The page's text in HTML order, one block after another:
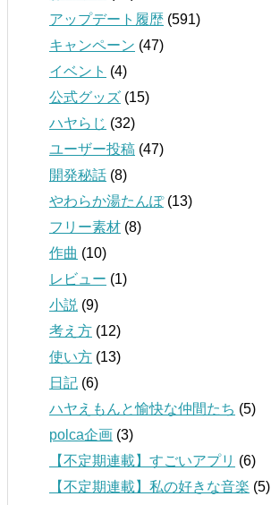
アップデート履歴 (591)
キャンペーン (47)
イベント (4)
公式グッズ (15)
ハヤらじ (32)
ユーザー投稿 (47)
開発秘話 (8)
やわらか湯たんぽ(13)
フリー素材 (8)
作曲 (10)
レビュー (1)
小説 (9)
考え方 (12)
使い方 (13)
日記 (6)
ハヤえもんと愉快な仲間たち (5)
polca企画 (3)
【不定期連載】すごいアプリ (6)
【不定期連載】私の好きな音楽 (5)